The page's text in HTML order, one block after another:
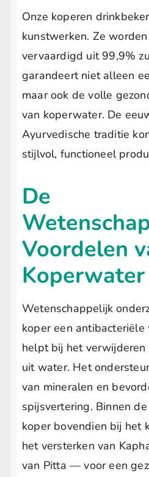
Onze koperen
kunstwerken. Ze
vervaardigd uit 99,9%
garandeert niet alleen
maar ook de volle
van koperwater. De
Ayurvedische traditie
stijlvol, functioneel
De
Voordelen
Koperwater
Wetenschappelijk
koper een
helpt bij het verwijderen
uit water. Het
van mineralen en
spijsvertering. Binnen
koper bovendien bij het
het versterken van
van Pitta — voor een